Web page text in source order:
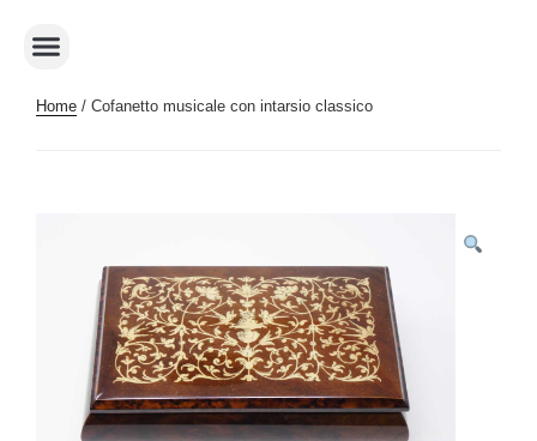
Home / Cofanetto musicale con intarsio classico